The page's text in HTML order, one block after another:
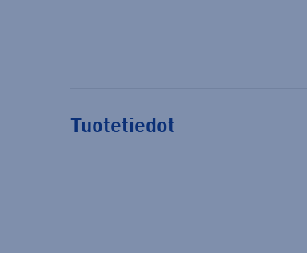
Tuotetiedot